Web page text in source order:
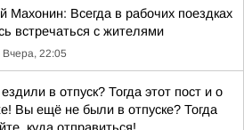
Махонин: Всегда в рабочих поездках
встречаться с жителями
Вчера, 22:05
в отпуск? Тогда этот пост и о
Вы ещё не были в отпуске? Тогда